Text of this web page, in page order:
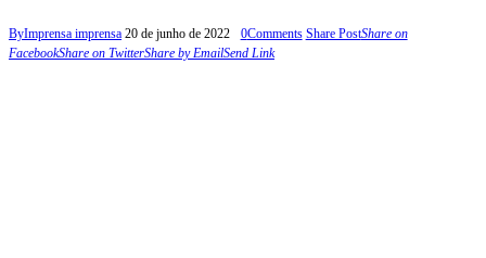
ByImprensa imprensa 20 de junho de 2022 0Comments Share PostShare on
FacebookShare on TwitterShare by EmailSend Link